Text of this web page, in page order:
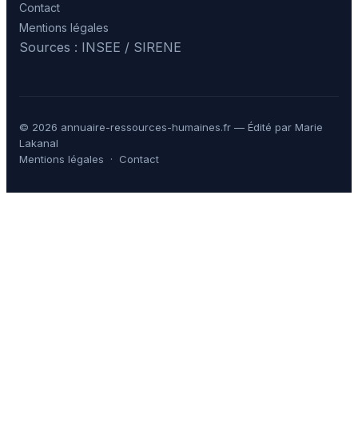
Contact
Mentions légales
Sources : INSEE / SIRENE
© 2026 annuaire-ressources-humaines.fr — Édité par Marie
Lakanal
Mentions légales · Contact